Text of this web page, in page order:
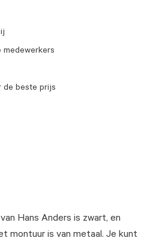
Hans Anders is zwart, en
montuur is van metaal. Je kunt
medewerkers
de beste prijs